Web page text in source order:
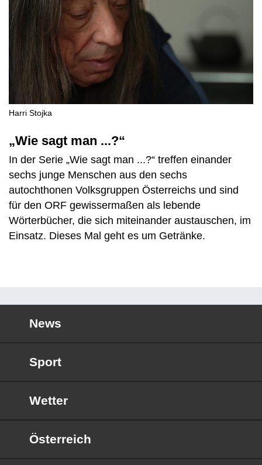
Harri Stojka
„Wie sagt man ...?“
In der Serie „Wie sagt man ...?“ treffen einander
sechs junge Menschen aus den sechs
autochthonen Volksgruppen Österreichs und sind
für den ORF gewissermaßen als lebende
Wörterbücher, die sich miteinander austauschen, im
Einsatz. Dieses Mal geht es um Getränke.
News
Sport
Wetter
Österreich